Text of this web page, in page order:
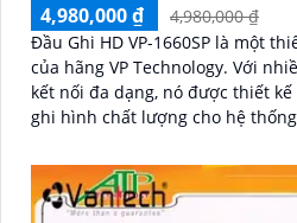
4,980,000 ₫
4,980,000 ₫
Đầu Ghi HD VP-1660SP là một
của hãng VP Technology. Với nhiều tính năng và khả năng
kết nối đa dạng, nó được thiết
ghi hình chất lượng cho hệ